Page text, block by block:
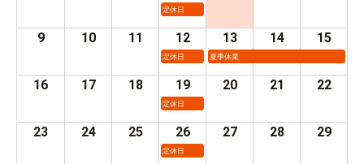
定休日
9 10 11 12
定休日
13
夏季休業
14 15
16 17 18 19
定休日
20 21 22
23 24 25 26
定休日
27 28 29